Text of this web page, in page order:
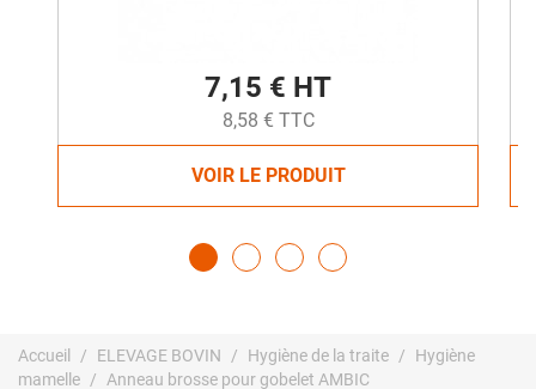
7,15 € HT
8,58 € TTC
VOIR LE PRODUIT
Accueil ELEVAGE BOVIN Hygiène de la traite
Hygiène
mamelle
Anneau brosse pour gobelet AMBIC